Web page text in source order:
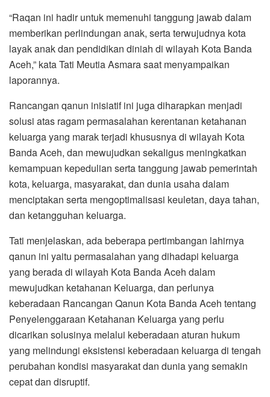
“Raqan ini hadir untuk memenuhi tanggung jawab dalam
memberikan perlindungan anak, serta terwujudnya kota
layak anak dan pendidikan diniah di wilayah Kota Banda
Aceh,” kata Tati Meutia Asmara saat menyampaikan
laporannya.
Rancangan qanun inisiatif ini juga diharapkan menjadi
solusi atas ragam permasalahan kerentanan ketahanan
keluarga yang marak terjadi khususnya di wilayah Kota
Banda Aceh, dan mewujudkan sekaligus meningkatkan
kemampuan kepedulian serta tanggung jawab pemerintah
kota, keluarga, masyarakat, dan dunia usaha dalam
menciptakan serta mengoptimalisasi keuletan, daya tahan,
dan ketangguhan keluarga.
Tati menjelaskan, ada beberapa pertimbangan lahirnya
qanun ini yaitu permasalahan yang dihadapi keluarga
yang berada di wilayah Kota Banda Aceh dalam
mewujudkan ketahanan Keluarga, dan perlunya
keberadaan Rancangan Qanun Kota Banda Aceh tentang
Penyelenggaraan Ketahanan Keluarga yang perlu
dicarikan solusinya melalui keberadaan aturan hukum
yang melindungi eksistensi keberadaan keluarga di tengah
perubahan kondisi masyarakat dan dunia yang semakin
cepat dan disruptif.